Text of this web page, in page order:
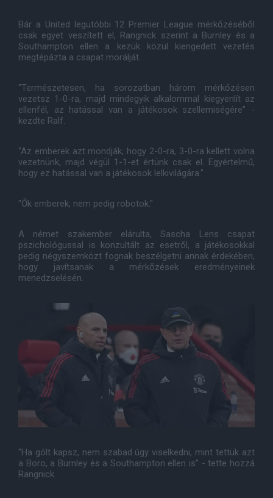
Bár a United legutóbbi 12 Premier League mérkőzéséből
csak egyet veszített el, Rangnick szerint a Burnley és a
Southampton ellen a kezük közül kiengedett vezetés
megtépázta a csapat morálját.
"Természetesen, ha sorozatban három mérkőzésen
vezetsz 1-0-ra, majd mindegyik alkalommal kiegyenlít az
ellenfél, az hatással van a játékosok szellemiségére" -
kezdte Ralf.
"Az emberek azt mondják, hogy 2-0-ra, 3-0-ra kellett volna
vezetnünk, majd végül 1-1-et értünk csak el. Egyértelmű,
hogy ez hatással van a játékosok lelkivilágára."
"Ők emberek, nem pedig robotok."
A német szakember elárulta, Sascha Lens csapat
pszichológussal is konzultált az esetről, a játékosokkal
pedig négyszemközt fognak beszélgetni annak érdekében,
hogy javítsanak a mérkőzések eredményeinek
menedzselésén.
"Ha gólt kapsz, nem szabad úgy viselkedni, mint tettük azt
a Boro, a Burnley és a Southampton ellen is" - tette hozzá
Rangnick.